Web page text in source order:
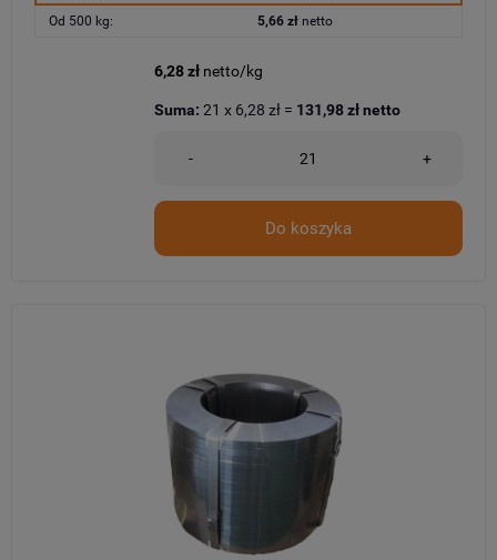
Od 500 kg: 5,66 złnetto
6,28 zł netto/kg
- +
Do koszyka
Suma: 21 x 6,28 zł = 131,98 złnetto